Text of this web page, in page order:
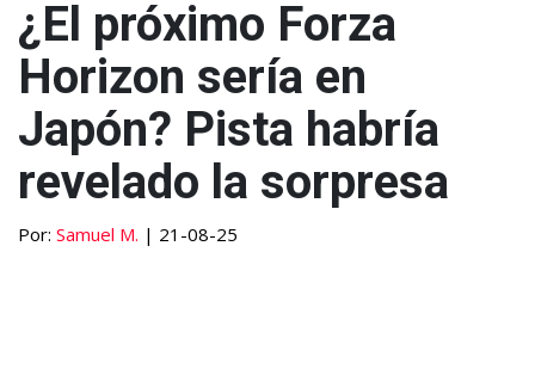
¿El próximo Forza
Horizon sería en
Japón? Pista habría
revelado la sorpresa
Por: Samuel M. | 21-08-25